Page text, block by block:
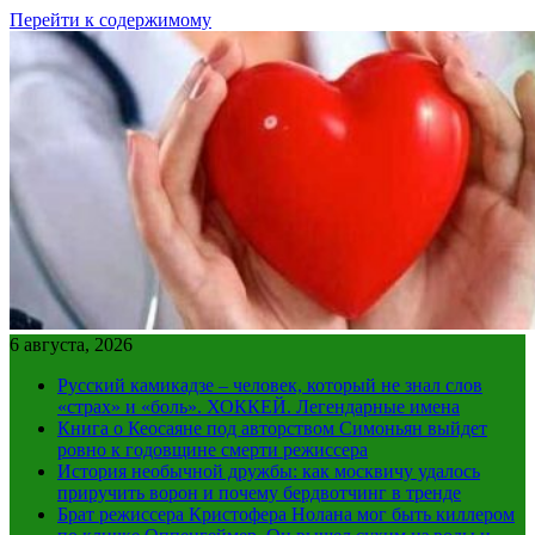
Перейти к содержимому
6 августа, 2026
Русский камикадзе – человек, который не знал слов
«страх» и «боль». ХОККЕЙ. Легендарные имена
Книга о Кеосаяне под авторством Симоньян выйдет
ровно к годовщине смерти режиссера
История необычной дружбы: как москвичу удалось
приручить ворон и почему бердвотчинг в тренде
Брат режиссера Кристофера Нолана мог быть киллером